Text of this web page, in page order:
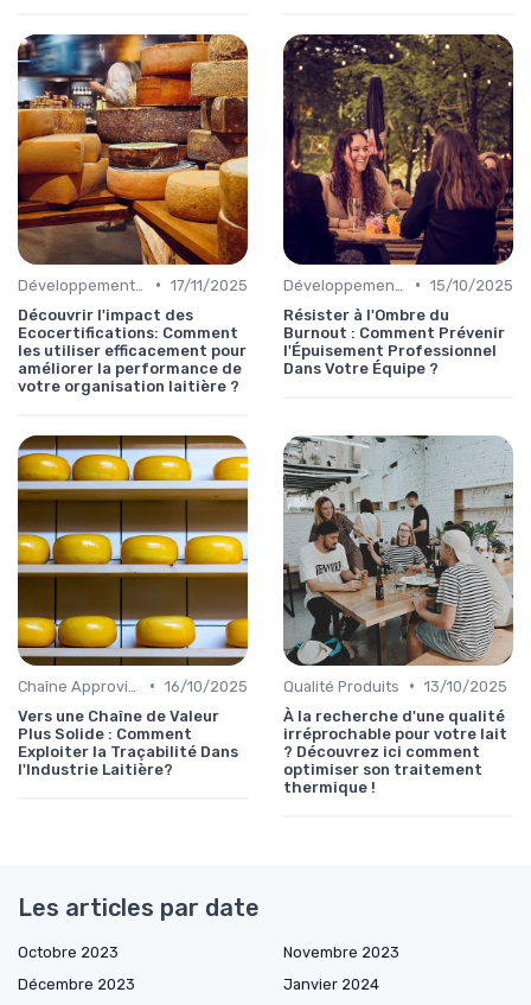
• 17/11/2025
Découvrir l'impact des
Ecocertifications: Comment
les utiliser efficacement pour
améliorer la performance de
votre organisation laitière ?
• 15/10/2025
Résister à l'Ombre du
Burnout : Comment Prévenir
l'Épuisement Professionnel
Dans Votre Équipe ?
• 16/10/2025
Vers une Chaîne de Valeur
Plus Solide : Comment
Exploiter la Traçabilité Dans
l'Industrie Laitière?
Qualité Produits • 13/10/2025
À la recherche d'une qualité
irréprochable pour votre lait
? Découvrez ici comment
optimiser son traitement
thermique !
Les articles par date
Octobre 2023
Novembre 2023
Décembre 2023
Janvier 2024